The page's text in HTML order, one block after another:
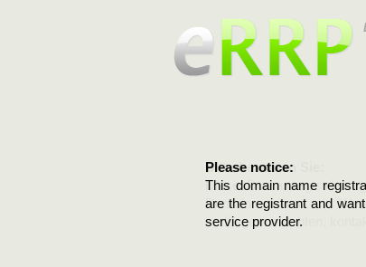
Please notice:
This domain name
are the registrant and
service provider.
Bitte beachten Sie:
Diese
Domain stehen an.
verlängern möchten,